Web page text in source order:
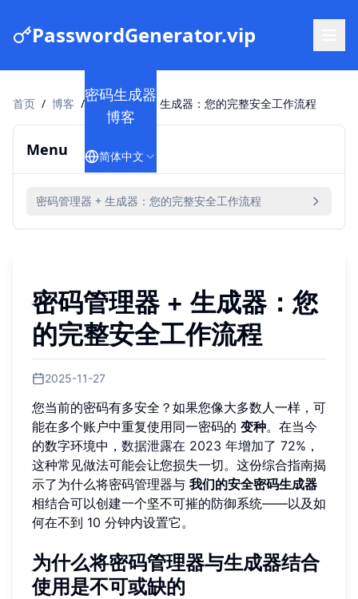
PasswordGenerator.vip
密码生成器
博客
简体中文
首页 / 博客 / 密码管理器 + 生成器：您的完整安全工作流程
Menu
密码管理器 + 生成器：您的完整安全工作流程
密码管理器 + 生成器：您
的完整安全工作流程
2025-11-27
您当前的密码有多安全？如果您像大多数人一样，可
能在多个账户中重复使用同一密码的 变种。在当今
的数字环境中， 数据泄露在 2023 年增加了 72% ，
这种常见做法可能会让您损失一切。这份综合指南揭
示了为什么将密码管理器与 我们的安全密码生成器
相结合可以创建一个坚不可摧的防御系统——以及如
何在不到 10 分钟内设置它。
为什么将密码管理器与生成器结合
使用是不可或缺的